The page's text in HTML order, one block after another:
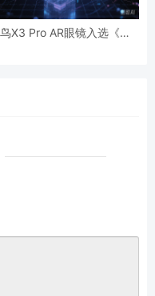
X3 Pro AR眼镜入选《时